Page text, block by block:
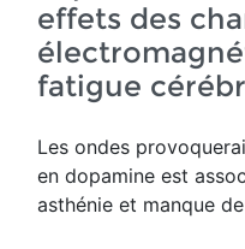
effets des
fatigue
Les ondes
en dopamine est
asthénie et manque